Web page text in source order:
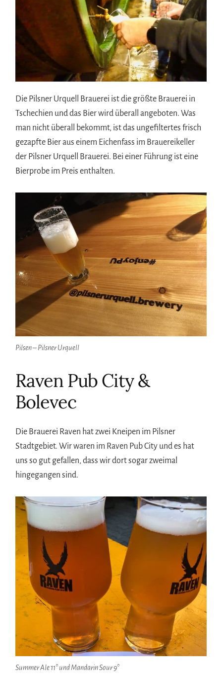
Die Pilsner Urquell Brauerei ist die größte Brauerei in
Tschechien und das Bier wird überall angeboten. Was
man nicht überall bekommt, ist das ungefiltertes frisch
gezapfte Bier aus einem Eichenfass im Brauereikeller
der Pilsner Urquell Brauerei. Bei einer Führung ist eine
Bierprobe im Preis enthalten.
Pilsen – Pilsner Urquell
Raven Pub City &
Bolevec
Die Brauerei Raven hat zwei Kneipen im Pilsner
Stadtgebiet. Wir waren im Raven Pub City und es hat
uns so gut gefallen, dass wir dort sogar zweimal
hingegangen sind.
Summer Ale 11° und Mandarin Sour 9°